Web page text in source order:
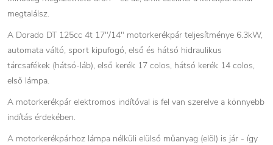
megtalálsz.
A Dorado DT 125cc 4t 17"/14" motorkerékpár teljesítménye 6.3kW,
automata váltó, sport kipufogó, első és hátsó hidraulikus
tárcsafékek (hátsó-láb), első kerék 17 colos, hátsó kerék 14 colos,
első lámpa.
A motorkerékpár elektromos indítóval is fel van szerelve a könnyebb
indítás érdekében.
A motorkerékpárhoz lámpa nélküli elülső műanyag (elöl) is jár - így